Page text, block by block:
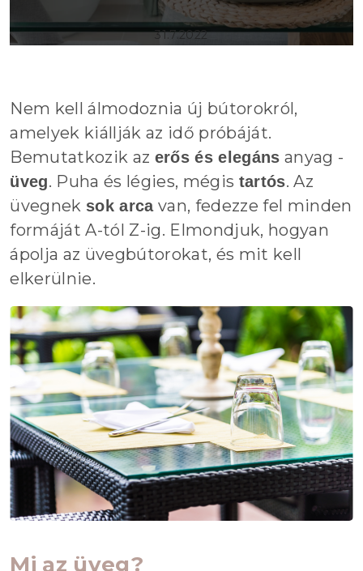
31.7.2022
Nem kell álmodoznia új bútorokról,
amelyek kiállják az idő próbáját.
Bemutatkozik az erős és elegáns anyag -
üveg. Puha és légies, mégis tartós. Az
üvegnek sok arcavan, fedezze fel minden
formáját A-tól Z-ig. Elmondjuk, hogyan
ápolja az üvegbútorokat, és mit kell
elkerülnie.
Mi az üveg?